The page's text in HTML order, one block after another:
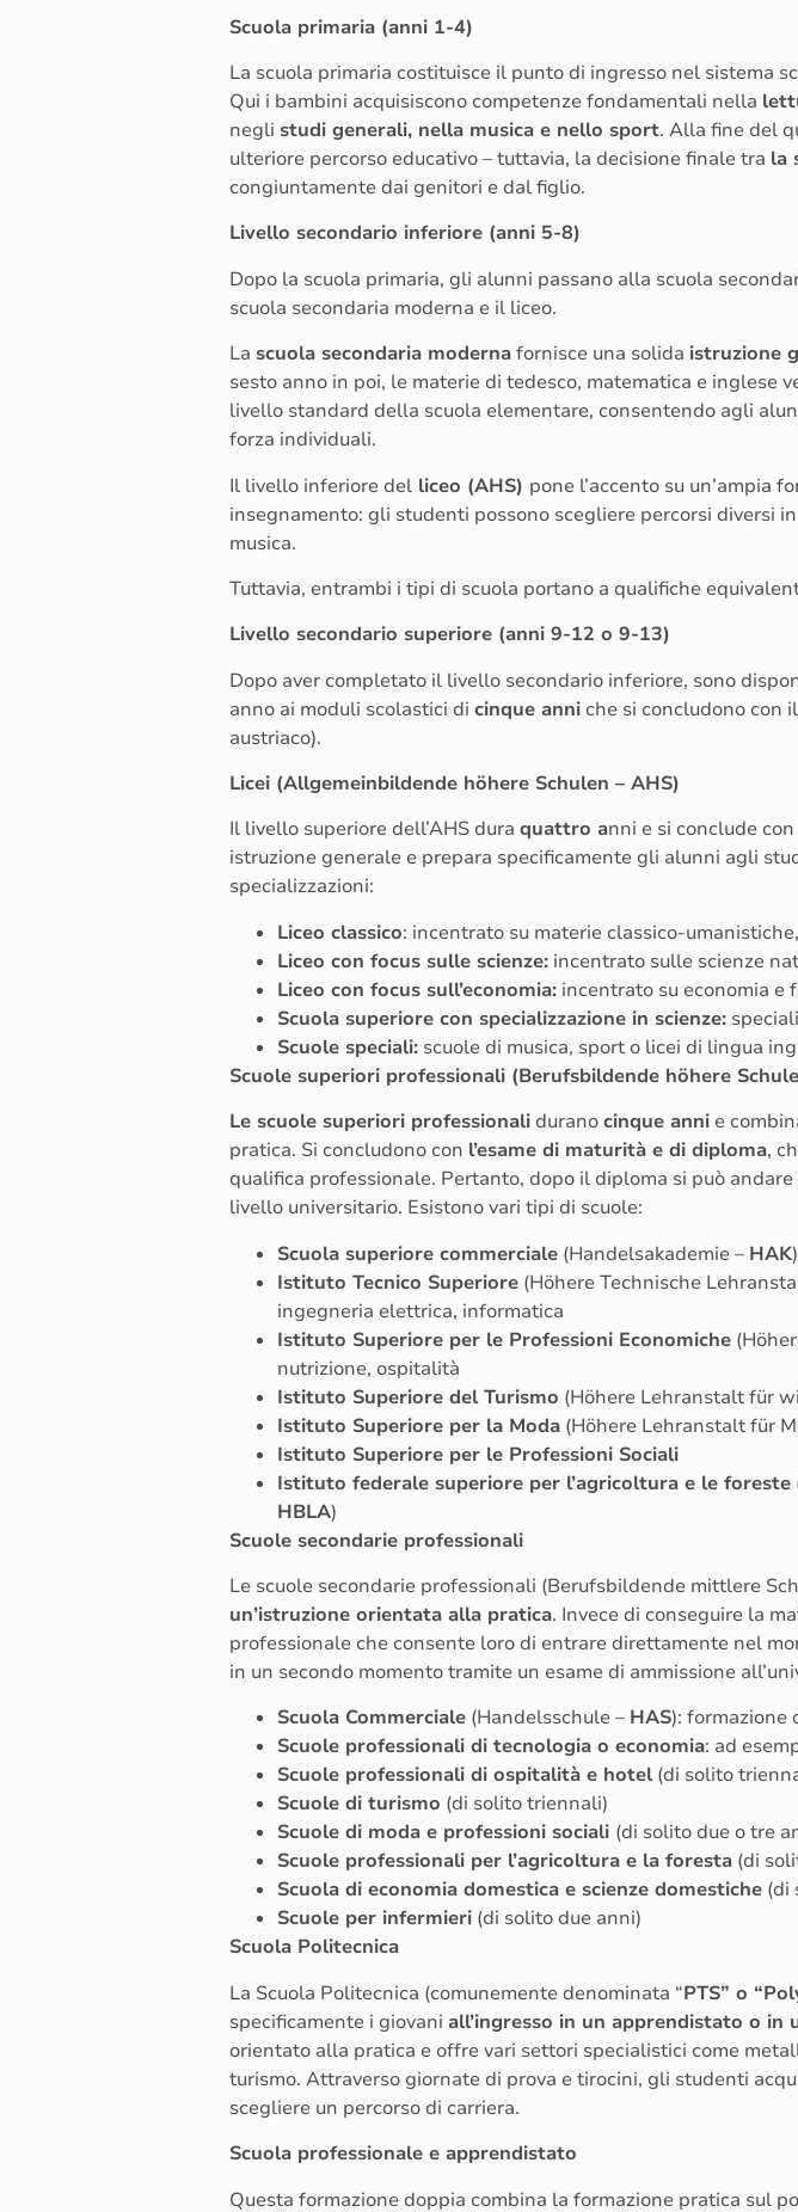
Scuola primaria (anni 1-4)
La scuola primaria costituisce il punto di ingresso nel sistema
Qui i bambini acquisiscono competenze fondamentali nella
negli studi generali, nella musica e nello sport. Alla fine del
ulteriore percorso educativo – tuttavia, la decisione finale tra la
congiuntamente dai genitori e dal figlio.
Livello secondario inferiore (anni 5-8)
Dopo la scuola primaria, gli alunni passano alla scuola
scuola secondaria moderna e il liceo.
La scuola secondaria modernafornisce una solida istruzione
sesto anno in poi, le materie di tedesco, matematica e inglese
livello standard della scuola elementare, consentendo agli
forza individuali.
Il livello inferiore del liceo (AHS) pone l’accento su un’ampia
insegnamento: gli studenti possono scegliere percorsi diversi
musica.
Tuttavia, entrambi i tipi di scuola portano a qualifiche
Livello secondario superiore (anni 9-12 o 9-13)
Dopo aver completato il livello secondario inferiore, sono
anno ai moduli scolastici di cinque anni che si concludono con
austriaco).
Licei (Allgemeinbildende höhere Schulen – AHS)
Il livello superiore dell’AHS dura quattro anni e si conclude
istruzione generale e prepara specificamente gli alunni agli
specializzazioni:
Liceo classico: incentrato su materie classico-
Liceo con focus sulle scienze: incentrato sulle scienze
Liceo con focus sull’economia: incentrato su economia e
Scuola superiore con specializzazione in scienze:
Scuole speciali: scuole di musica, sport o licei di lingua
Scuole superiori professionali (Berufsbildende höhere
Le scuole superiori professionali duranocinque anni e
pratica. Si concludono con l’esame di maturità e di diploma,
qualifica professionale. Pertanto, dopo il diploma si può
livello universitario. Esistono vari tipi di scuole:
Scuola superiore commerciale (Handelsakademie – HAK
Istituto Tecnico Superiore (Höhere Technische
ingegneria elettrica, informatica
Istituto Superiore per le Professioni Economiche
nutrizione, ospitalità
Istituto Superiore del Turismo (Höhere Lehranstalt für
Istituto Superiore per la Moda (Höhere Lehranstalt für
Istituto Superiore per le Professioni Sociali
Istituto federale superiore per l’agricoltura e le foreste
HBLA)
Scuole secondarie professionali
Le scuole secondarie professionali (Berufsbildende mittlere
un’istruzione orientata alla pratica. Invece di conseguire la
professionale che consente loro di entrare direttamente nel
in un secondo momento tramite un esame di ammissione
Scuola Commerciale (Handelsschule – HAS): formazione
Scuole professionali di tecnologia o economia: ad
Scuole professionali di ospitalità e hotel(di solito
Scuole di turismo (di solito triennali)
Scuole di moda e professioni sociali (di solito due o tre
Scuole professionali per l’agricoltura e la foresta (di
Scuola di economia domestica e scienze domestiche (di
Scuole per infermieri (di solito due anni)
Scuola Politecnica
La Scuola Politecnica (comunemente denominata “PTS” o
specificamente i giovani all’ingresso in un apprendistato o in
orientato alla pratica e offre vari settori specialistici come
turismo. Attraverso giornate di prova e tirocini, gli studenti
scegliere un percorso di carriera.
Scuola professionale e apprendistato
Questa formazione doppia combina la formazione pratica sul